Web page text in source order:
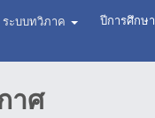
ระบบทวิภาค ปีการศึกษา
าศ